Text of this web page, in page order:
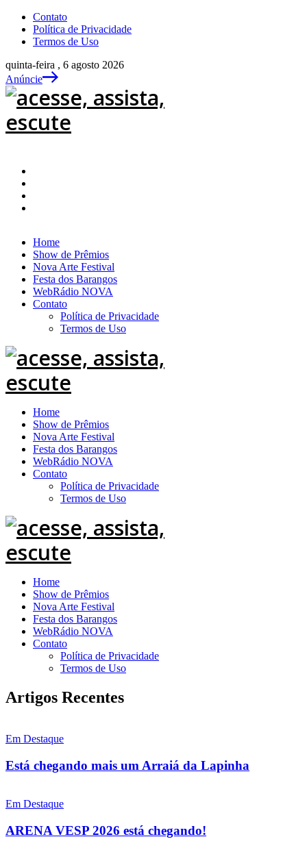
Contato
Política de Privacidade
Termos de Uso
quinta-feira , 6 agosto 2026
Anúncie
Home
Show de Prêmios
Nova Arte Festival
Festa dos Barangos
WebRádio NOVA
Contato
Política de Privacidade
Termos de Uso
Home
Show de Prêmios
Nova Arte Festival
Festa dos Barangos
WebRádio NOVA
Contato
Política de Privacidade
Termos de Uso
Home
Show de Prêmios
Nova Arte Festival
Festa dos Barangos
WebRádio NOVA
Contato
Política de Privacidade
Termos de Uso
Artigos Recentes
Em Destaque
Está chegando mais um Arraiá da Lapinha
Em Destaque
ARENA VESP 2026 está chegando!